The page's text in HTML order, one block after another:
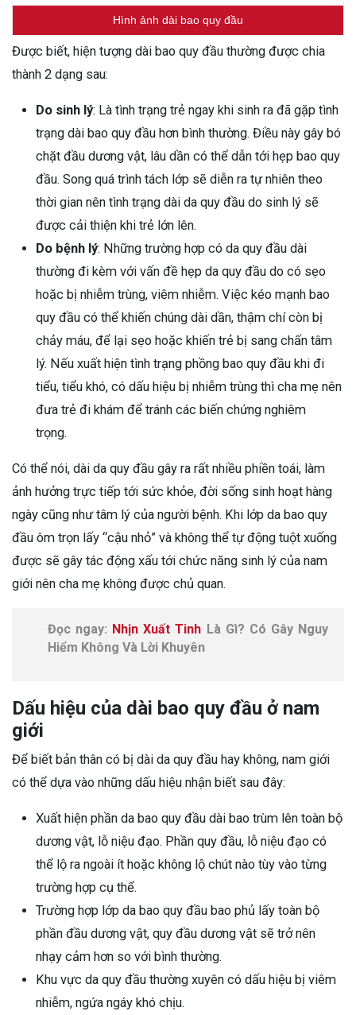
Hình ảnh dài bao quy đầu
Được biết, hiện tượng dài bao quy đầu thường được chia
thành 2 dạng sau:
Do sinh lý: Là tình trạng trẻ ngay khi sinh ra đã gặp tình
trạng dài bao quy đầu hơn bình thường. Điều này gây bó
chặt đầu dương vật, lâu dần có thể dẫn tới hẹp bao quy
đầu. Song quá trình tách lớp sẽ diễn ra tự nhiên theo
thời gian nên tình trạng dài da quy đầu do sinh lý sẽ
được cải thiện khi trẻ lớn lên.
Do bệnh lý: Những trường hợp có da quy đầu dài
thường đi kèm với vấn đề hẹp da quy đầu do có sẹo
hoặc bị nhiễm trùng, viêm nhiễm. Việc kéo mạnh bao
quy đầu có thể khiến chúng dài dần, thậm chí còn bị
chảy máu, để lại sẹo hoặc khiến trẻ bị sang chấn tâm
lý. Nếu xuất hiện tình trạng phồng bao quy đầu khi đi
tiểu, tiểu khó, có dấu hiệu bị nhiễm trùng thì cha mẹ nên
đưa trẻ đi khám để tránh các biến chứng nghiêm
trọng.
Có thể nói, dài da quy đầu gây ra rất nhiều phiền toái, làm
ảnh hưởng trực tiếp tới sức khỏe, đời sống sinh hoạt hàng
ngày cũng như tâm lý của người bệnh. Khi lớp da bao quy
đầu ôm trọn lấy “cậu nhỏ” và không thể tự động tuột xuống
được sẽ gây tác động xấu tới chức năng sinh lý của nam
giới nên cha mẹ không được chủ quan.
Đọc ngay: Nhịn Xuất Tinh Là Gì? Có Gây Nguy
Hiểm Không Và Lời Khuyên
Dấu hiệu của dài bao quy đầu ở nam
giới
Để biết bản thân có bị dài da quy đầu hay không, nam giới
có thể dựa vào những dấu hiệu nhận biết sau đây:
Xuất hiện phần da bao quy đầu dài bao trùm lên toàn bộ
dương vật, lỗ niệu đạo. Phần quy đầu, lỗ niệu đạo có
thể lộ ra ngoài ít hoặc không lộ chút nào tùy vào từng
trường hợp cụ thể.
Trường hợp lớp da bao quy đầu bao phủ lấy toàn bộ
phần đầu dương vật, quy đầu dương vật sẽ trở nên
nhạy cảm hơn so với bình thường.
Khu vực da quy đầu thường xuyên có dấu hiệu bị viêm
nhiễm, ngứa ngáy khó chịu.